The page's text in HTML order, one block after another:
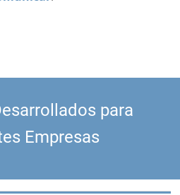
para
Empresas